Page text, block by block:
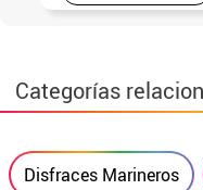
Categorías
Disfraces Marineros